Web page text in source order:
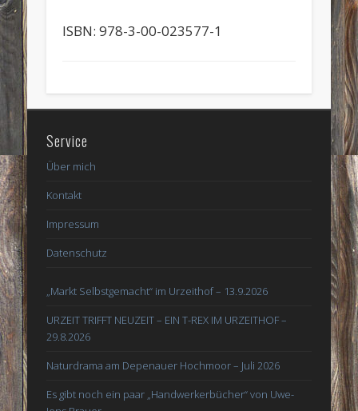
ISBN: 978-3-00-023577-1
Service
Über mich
Kontakt
Impressum
Datenschutz
„Markt Selbstgemacht“ im Urzeithof – 13.9.2026
URZEIT TRIFFT NEUZEIT – EIN T-REX IM URZEITHOF –
29.8.2026
Naturdrama am Depenauer Hochmoor – Juli 2026
Es gibt noch ein paar „Handwerkerbücher“ von Uwe-